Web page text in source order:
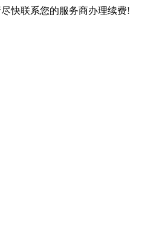
快联系您的服务商办理续费!